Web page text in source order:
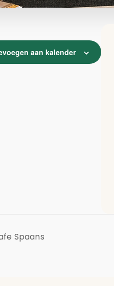
aan kalender
Spaans